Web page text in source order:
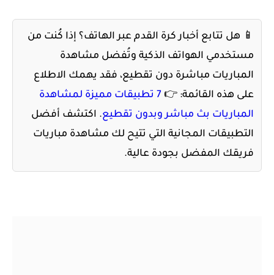
📱 هل تتابع أخبار كرة القدم عبر الهاتف؟ إذا كُنت من
مستخدمي الهواتف الذكية وتُفضل مشاهدة
المباريات مباشرة دون تقطيع، فقد يهمك الاطلاع
على هذه القائمة: 👉
7 تطبيقات مميزة لمشاهدة
المباريات بث مباشر وبدون تقطيع. اكتشف أفضل
التطبيقات المجانية التي تتيح لك مشاهدة مباريات
فريقك المفضل بجودة عالية.